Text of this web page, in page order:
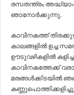
രസതന്ത്രം
ഞാനോര്‍ക്കുന്നു.
കാവിനകത്ത്
കാലങ്ങളില്‍ ഉച്ച
ഊടുവഴികളില്‍
കാവിനകത്തേക്ക്
മരങ്ങള്‍ക്കിടയില്‍